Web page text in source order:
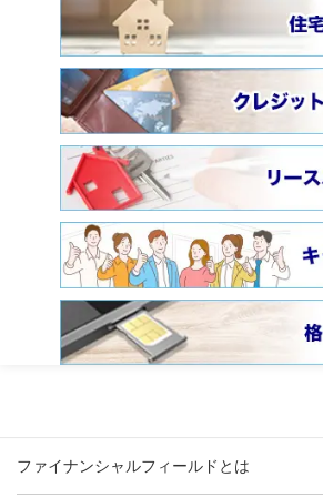
ファイナンシャルフィールドとは